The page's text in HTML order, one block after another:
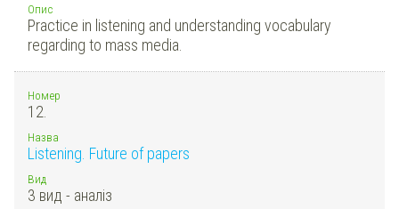
Опис
Practice in listening and understanding vocabulary
regarding to mass media.
Номер
12.
Назва
Listening. Future of papers
Вид
3 вид - аналіз